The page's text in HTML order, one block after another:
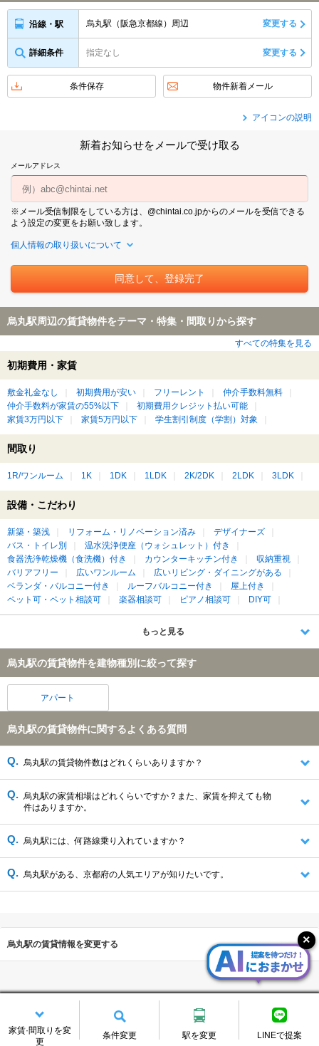
家賃·間取りを変
更
条件変更 駅を変更 LINEで提案
沿線・駅 烏丸駅（阪急京都線）周辺 変更する
詳細条件 指定なし 変更する
条件保存 物件新着メール
アイコンの説明
新着お知らせをメールで受け取る
メールアドレス
※メール受信制限をしている方は、@chintai.co.jpからのメールを受信できる
よう設定の変更をお願い致します。
個人情報の取り扱いについて
烏丸駅周辺の賃貸物件をテーマ・特集・間取りから探す
すべての特集を見る
初期費用・家賃
敷金礼金なし 初期費用が安い フリーレント
仲介手数料無料
仲介手数料が家賃の55%以下
初期費用クレジット払い可能
家賃3万円以下
家賃5万円以下 学生割引制度（学割）対象
間取り
1R/ワンルーム 1K 1DK 1LDK 2K/2DK 2LDK 3LDK
設備・こだわり
新築・築浅 リフォーム・リノベーション済み
デザイナーズ
バス・トイレ別
温水洗浄便座（ウォシュレット）付き
食器洗浄乾燥機（食洗機）付き
カウンターキッチン付き
収納重視
バリアフリー
広いワンルーム
広いリビング・ダイニングがある
ベランダ・バルコニー付き
ルーフバルコニー付き
屋上付き
ペット可・ペット相談可
楽器相談可 ピアノ相談可 DIY可
もっと見る
烏丸駅の賃貸物件を建物種別に絞って探す
アパート
烏丸駅の賃貸物件に関するよくある質問
烏丸駅の賃貸物件数はどれくらいありますか？
烏丸駅の家賃相場はどれくらいですか？また、家賃を抑えても物
件はありますか。
烏丸駅には、何路線乗り入れていますか？
烏丸駅がある、京都府の人気エリアが知りたいです。
烏丸駅の賃貸情報を変更する
前のページへ戻る ページの先頭へ